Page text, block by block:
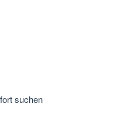
suchen